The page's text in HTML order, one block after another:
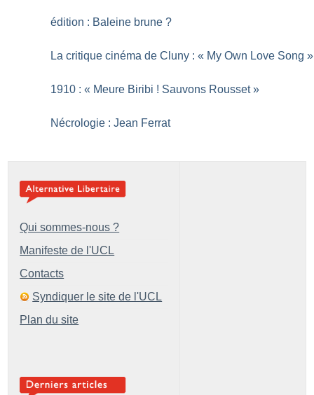
édition : Baleine brune ?
La critique cinéma de Cluny : « My Own Love Song »
1910 : « Meure Biribi ! Sauvons Rousset »
Nécrologie : Jean Ferrat
Qui sommes-nous ?
Manifeste de l'UCL
Contacts
Syndiquer le site de l'UCL
Plan du site